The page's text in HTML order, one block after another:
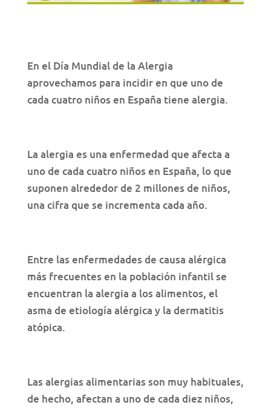
En el Día Mundial de la Alergia
aprovechamos para incidir en que uno de
cada cuatro niños en España tiene alergia.
La alergia es una enfermedad que afecta a
uno de cada cuatro niños en España, lo que
suponen alrededor de 2 millones de niños,
una cifra que se incrementa cada año.
Entre las enfermedades de causa alérgica
más frecuentes en la población infantil se
encuentran la alergia a los alimentos, el
asma de etiología alérgica y la dermatitis
atópica.
Las alergias alimentarias son muy habituales,
de hecho, afectan a uno de cada diez niños,